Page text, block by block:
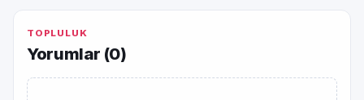
TOPLULUK
Yorumlar (0)